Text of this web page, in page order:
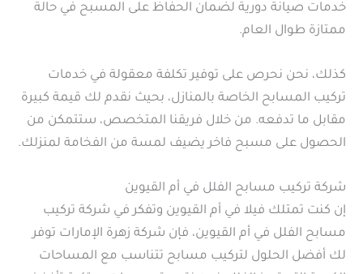
خدمات صيانة دورية لضمان الحفاظ على المسبح في حالة
ممتازة طوال العام.
كذلك، نحن نحرص على توفير تكلفة معقولة في خدمات
تركيب المسابح الخاصة بالمنازل، بحيث نقدم لك قيمة كبيرة
مقابل ما تدفعه. من خلال فريقنا المتخصص، ستتمكن من
الحصول على مسبح فاخر يضيف لمسة من الفخامة لمنزلك.
شركة تركيب مسابح الفلل في أم القيوين
إن كنت تمتلك فيلا في أم القيوين وتفكر في شركة تركيب
مسابح الفلل في أم القيوين، فإن شركة زهرة الإمارات توفر
لك أفضل الحلول لتركيب مسابح تتناسب مع المساحات